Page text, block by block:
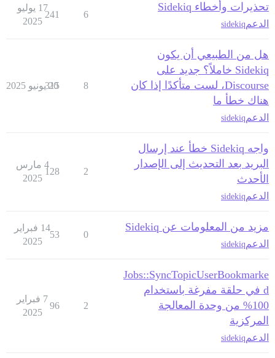
تحذيرات وأخطاء Sidekiq
الدعم sidekiq
6
241
17 يوليو
2025
هل من الطبيعي أن يكون
Sidekiq خاملاً؟ جديد على
Discourse، لست متأكدًا إذا كان
هناك خطأ ما
الدعم sidekiq
8
315
20 يونيو 2025
واجه Sidekiq خطأ عند إرسال
البريد بعد التحديث إلى الإصدار
الأحدث
الدعم sidekiq
2
128
4 مارس
2025
مزيد من المعلومات عن Sidekiq
الدعم sidekiq
0
53
14 فبراير
2025
Jobs::SyncTopicUserBookmarke
d في حلقة مفرغة باستخدام
100% من وحدة المعالجة
المركزية
الدعم sidekiq
2
96
7 فبراير
2025